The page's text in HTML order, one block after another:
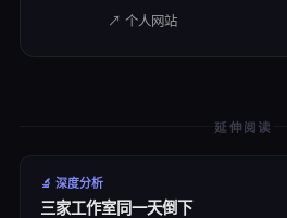
↗ 个人网站
延伸阅读
🔬 深度分析
三家工作室同一天倒下